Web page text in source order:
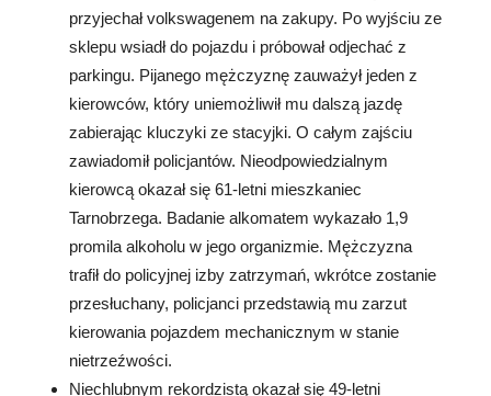
przyjechał volkswagenem na zakupy. Po wyjściu ze
sklepu wsiadł do pojazdu i próbował odjechać z
parkingu. Pijanego mężczyznę zauważył jeden z
kierowców, który uniemożliwił mu dalszą jazdę
zabierając kluczyki ze stacyjki. O całym zajściu
zawiadomił policjantów. Nieodpowiedzialnym
kierowcą okazał się 61-letni mieszkaniec
Tarnobrzega. Badanie alkomatem wykazało 1,9
promila alkoholu w jego organizmie. Mężczyzna
trafił do policyjnej izby zatrzymań, wkrótce zostanie
przesłuchany, policjanci przedstawią mu zarzut
kierowania pojazdem mechanicznym w stanie
nietrzeźwości.
Niechlubnym rekordzistą okazał się 49-letni